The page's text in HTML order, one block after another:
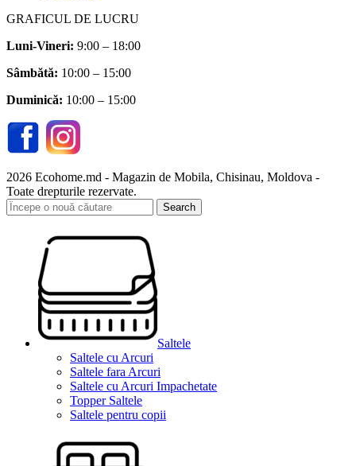
GRAFICUL DE LUCRU
Luni-Vineri: 9:00 – 18:00
Sâmbătă: 10:00 – 15:00
Duminică: 10:00 – 15:00
2026 Ecohome.md - Magazin de Mobila, Chisinau, Moldova -
Toate drepturile rezervate.
Search
Saltele
Saltele cu Arcuri
Saltele fara Arcuri
Saltele cu Arcuri Impachetate
Topper Saltele
Saltele pentru copii